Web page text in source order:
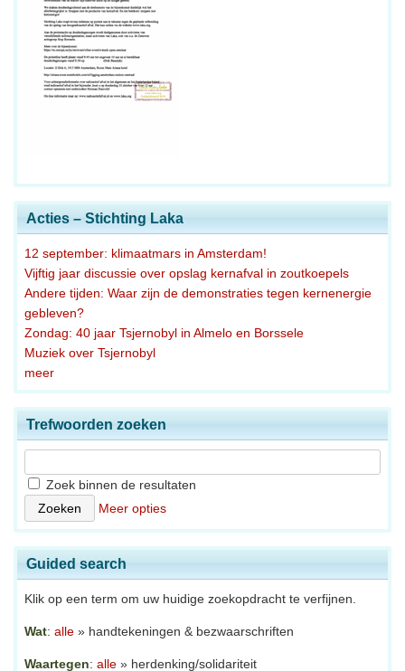
Acties – Stichting Laka
12 september: klimaatmars in Amsterdam!
Vijftig jaar discussie over opslag kernafval in zoutkoepels
Andere tijden: Waar zijn de demonstraties tegen kernenergie
gebleven?
Zondag: 40 jaar Tsjernobyl in Almelo en Borssele
Muziek over Tsjernobyl
meer
Trefwoorden zoeken
Zoek binnen de resultaten
Meer opties
Guided search
Klik op een term om uw huidige zoekopdracht te verfijnen.
Wat: alle » handtekeningen & bezwaarschriften
Waartegen: alle » herdenking/solidariteit